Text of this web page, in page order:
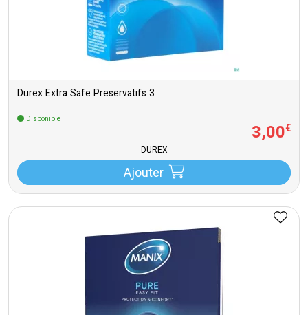
Durex Extra Safe Preservatifs 3
Disponible
3,00€
DUREX
Ajouter